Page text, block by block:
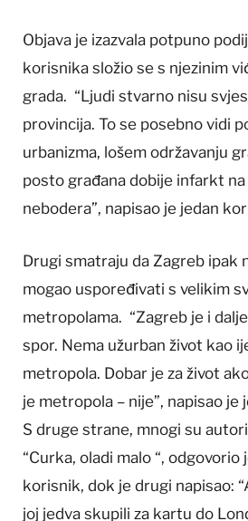
Objava je izazvala potpuno
korisnika složio se s njezinim
grada. “Ljudi stvarno nisu
provincija. To se posebno vidi
urbanizma, lošem održavanju
posto građana dobije infarkt
nebodera”, napisao je jedan
Drugi smatraju da Zagreb ipak
mogao uspoređivati s velikim
metropolama. “Zagreb je i
spor. Nema užurban život kao
metropola. Dobar je za život
je metropola – nije”, napisao
S druge strane, mnogi su
“Curka, oladi malo “, odgovorio
korisnik, dok je drugi napisao:
joj jedva skupili za kartu do